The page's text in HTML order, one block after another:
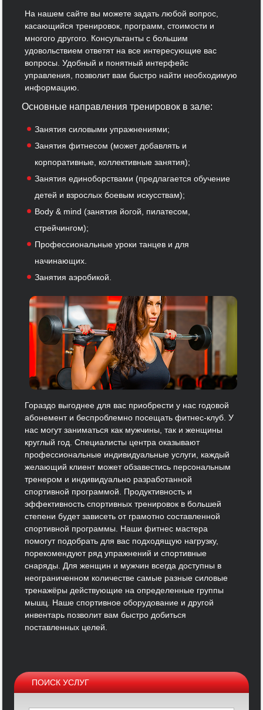
На нашем сайте вы можете задать любой вопрос,
касающийся тренировок, программ, стоимости и
многого другого. Консультанты с большим
удовольствием ответят на все интересующие вас
вопросы. Удобный и понятный интерфейс
управления, позволит вам быстро найти необходимую
информацию.
Основные направления тренировок в зале:
Занятия силовыми упражнениями;
Занятия фитнесом (может добавлять и
корпоративные, коллективные занятия);
Занятия единоборствами (предлагается обучение
детей и взрослых боевым искусствам);
Body & mind (занятия йогой, пилатесом,
стрейчингом);
Профессиональные уроки танцев и для
начинающих.
Занятия аэробикой.
Гораздо выгоднее для вас приобрести у нас годовой
абонемент и беспроблемно посещать фитнес-клуб. У
нас могут заниматься как мужчины, так и женщины
круглый год. Специалисты центра оказывают
профессиональные индивидуальные услуги, каждый
желающий клиент может обзавестись персональным
тренером и индивидуально разработанной
спортивной программой. Продуктивность и
эффективность спортивных тренировок в большей
степени будет зависеть от грамотно составленной
спортивной программы. Наши фитнес мастера
помогут подобрать для вас подходящую нагрузку,
порекомендуют ряд упражнений и спортивные
снаряды. Для женщин и мужчин всегда доступны в
неограниченном количестве самые разные силовые
тренажёры действующие на определенные группы
мышц. Наше спортивное оборудование и другой
инвентарь позволит вам быстро добиться
поставленных целей.
ПОИСК УСЛУГ